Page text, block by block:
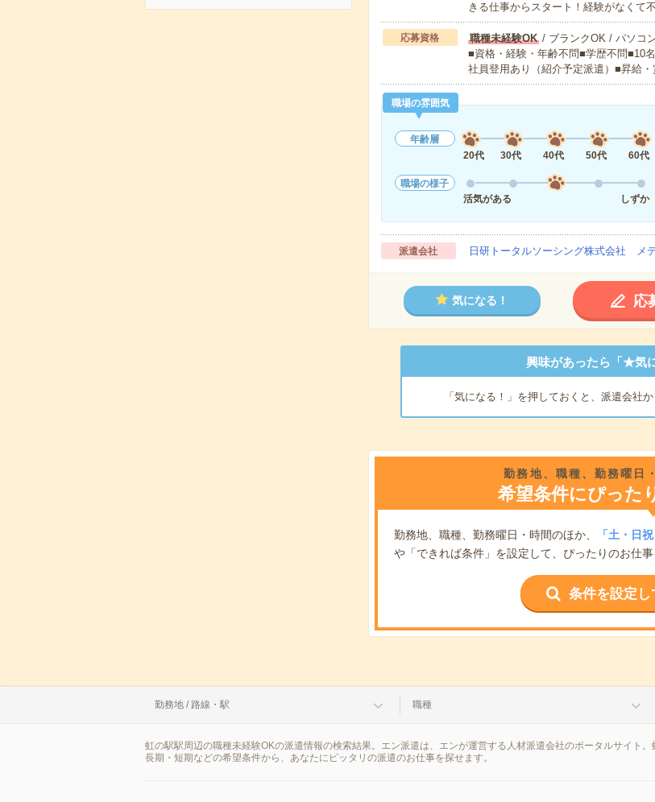
きる仕事からスタート！経験がなくて
応募資格 職種未経験OK/ ブランクOK / パソコ
■資格・経験・年齢不問■学歴不問■10
社員登用あり（紹介予定派遣）■昇給
職場の雰囲気
年齢層
20代
30代 40代 50代 60代
職場の様子
活気がある
しずか
派遣会社 日研トータルソーシング株式会社 メ
気になる！ 応
興味があったら「★気
「気になる！」を押しておくと、派遣会社か
勤務地、職種、勤務曜日
希望条件にぴった
勤務地、職種、勤務曜日・時間のほか、 「土・日
や「できれば条件」を設定して、ぴったりのお仕
条件を設定
勤務地 / 路線・駅 職種
虹の駅駅周辺の職種未経験OKの派遣情報の検索結果。エン派遣は、エンが運営する人材派遣会社のポータルサイト
長期・短期などの希望条件から、あなたにピッタリの派遣のお仕事を探せます。